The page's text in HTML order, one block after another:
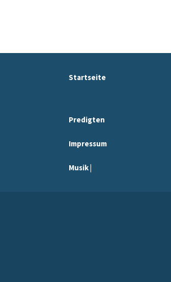
Startseite
Predigten
Impressum
Musik |